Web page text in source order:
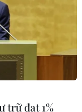
sử dụng
trữ đạt 1%